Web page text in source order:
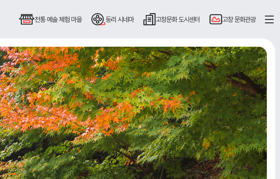
전통 예술체험 마을 동리 시네마 고창문화도시센터 고창문화관광